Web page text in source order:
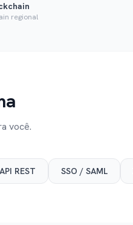
regional
você.
API REST SSO / SAML